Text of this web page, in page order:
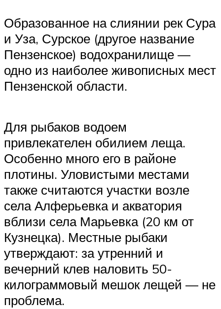
Образованное на слиянии рек Сура
и Уза, Сурское (другое название
Пензенское) водохранилище —
одно из наиболее живописных мест
Пензенской области.
Для рыбаков водоем
привлекателен обилием леща.
Особенно много его в районе
плотины. Уловистыми местами
также считаются участки возле
села Алферьевка и акватория
вблизи села Марьевка (20 км от
Кузнецка). Местные рыбаки
утверждают: за утренний и
вечерний клев наловить 50-
килограммовый мешок лещей — не
проблема.